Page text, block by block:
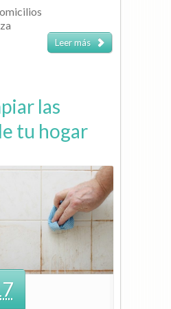
Leer más
las
tu hogar